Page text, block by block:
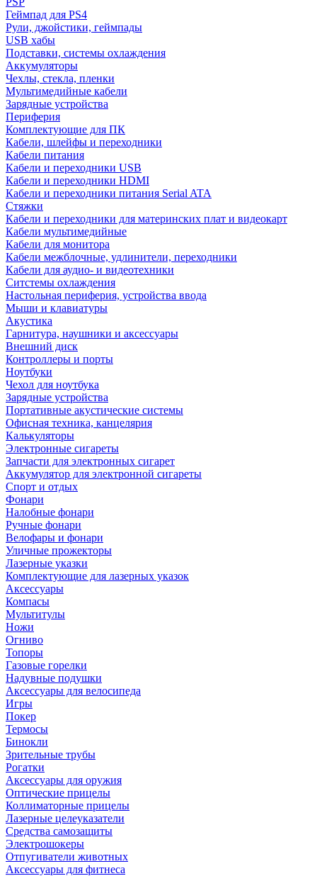
Геймпад для PS4
Рули, джойстики, геймпады
USB хабы
Подставки, системы охлаждения
Аккумуляторы
Чехлы, стекла, пленки
Мультимедийные кабели
Зарядные устройства
Периферия
Комплектующие для ПК
Кабели, шлейфы и переходники
Кабели питания
Кабели и переходники USB
Кабели и переходники HDMI
Кабели и переходники питания Serial ATA
Стяжки
Кабели и переходники для материнских плат и видеокарт
Кабели мультимедийные
Кабели для монитора
Кабели межблочные, удлинители, переходники
Кабели для аудио- и видеотехники
Ситстемы охлаждения
Настольная периферия, устройства ввода
Мыши и клавиатуры
Акустика
Гарнитура, наушники и аксессуары
Внешний диск
Контроллеры и порты
Ноутбуки
Чехол для ноутбука
Зарядные устройства
Портативные акустические системы
Офисная техника, канцелярия
Калькуляторы
Электронные сигареты
Запчасти для электронных сигарет
Аккумулятор для электронной сигареты
Спорт и отдых
Фонари
Налобные фонари
Ручные фонари
Велофары и фонари
Уличные прожекторы
Лазерные указки
Комплектующие для лазерных указок
Аксессуары
Компасы
Мультитулы
Ножи
Огниво
Топоры
Газовые горелки
Надувные подушки
Аксессуары для велосипеда
Игры
Покер
Термосы
Бинокли
Зрительные трубы
Рогатки
Аксессуары для оружия
Оптические прицелы
Коллиматорные прицелы
Лазерные целеуказатели
Средства самозащиты
Электрошокеры
Отпугиватели животных
Аксессуары для фитнеса